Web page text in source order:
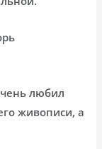
любил
живописи, а